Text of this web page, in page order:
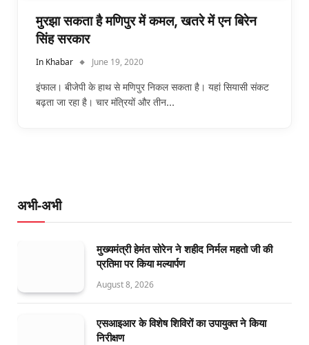
मुरझा सकता है मणिपुर में कमल, खतरे में एन बिरेन
सिंह सरकार
In Khabar June 19, 2020
इंफाल। बीजेपी के हाथ से मणिपुर निकल सकता है। यहां सियासी संकट
बढ़ता जा रहा है। चार मंत्रियों और तीन…
अभी-अभी
मुख्यमंत्री हेमंत सोरेन ने शहीद निर्मल महतो जी की
प्रतिमा पर किया मल्यार्पण
August 8, 2026
एसआइआर के विशेष शिविरों का उपायुक्त ने किया
निरीक्षण